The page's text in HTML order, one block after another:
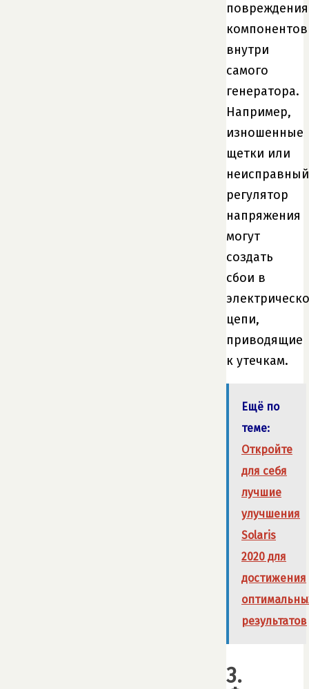
повреждения
компонентов
внутри
самого
генератора.
Например,
изношенные
щетки или
неисправный
регулятор
напряжения
могут
создать
сбои в
цепи,
приводящие
к утечкам.
Ещё по
теме:
Откройте
для себя
лучшие
улучшения
Solaris
2020 для
достижения
результатов
3.